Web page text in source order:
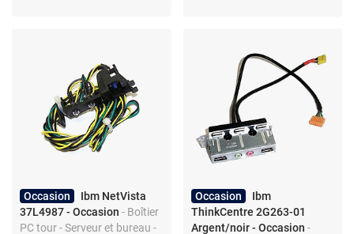
Occasion
Ibm NetVista
37L4987 - Occasion - Boîtier
PC tour - Serveur et bureau -
Occasion
Ibm
ThinkCentre 2G263-01
Argent/noir - Occasion -